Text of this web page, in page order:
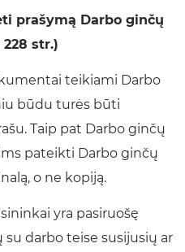
prašymą Darbo ginčų
str.)
teikiami Darbo
būdu turės būti
Taip pat Darbo ginčų
pateikti Darbo ginčų
o ne kopiją.
yra pasiruošę
darbo teise susijusių ar